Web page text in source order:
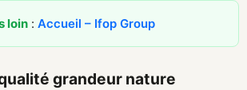
loin : Accueil – Ifop Group
grandeur nature